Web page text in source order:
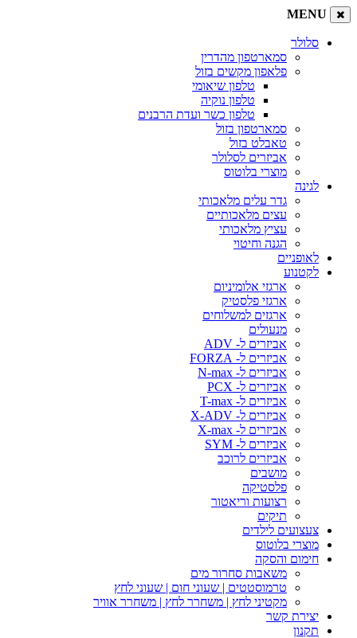
MENU
סלולר
סמארטפון מהדרין
פלאפון מקשים בזול
טלפון שיאומי
טלפון נוקיה
טלפון כשר ועדת הרבנים
סמארטפון בזול
טאבלט בזול
אביזרים לסלולר
מוצרי בלוטוס
לגינה
גדר עלים מלאכותי
עצים מלאכותיים
עציץ מלאכותי
הגנה וחיטוי
לאופניים
לקטנוע
ארגזי אלומיניום
ארגזי פלסטיק
ארגזים למשלוחים
מנעולים
אביזרים ל- ADV
אביזרים ל- FORZA
אביזרים ל- N-max
אביזרים ל- PCX
אביזרים ל- T-max
אביזרים ל- X-ADV
אביזרים ל- X-max
אביזרים ל- SYM
אביזרים לרוכב
מושבים
פלסטיקה
רצועות וריאטור
תיקים
צעצועים לילדים
מוצרי בלוטוס
חימום והסקה
משאבות סחרור מים
טרמוסטטים | שעוני חום | שעוני לחץ
מקטיני לחץ | משחרר לחץ | משחרר אוויר
יצירת קשר
תקנון